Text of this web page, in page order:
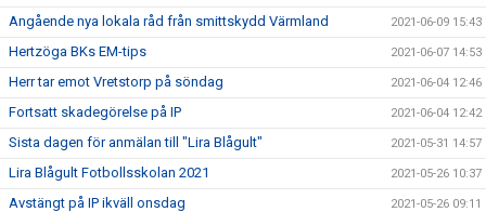
Angående nya lokala råd från smittskydd Värmland 2021-06-09 15:43
Hertzöga BKs EM-tips 2021-06-07 14:53
Herr tar emot Vretstorp på söndag 2021-06-04 12:46
Fortsatt skadegörelse på IP 2021-06-04 12:42
Sista dagen för anmälan till "Lira Blågult" 2021-05-31 14:57
Lira Blågult Fotbollsskolan 2021 2021-05-26 10:37
Avstängt på IP ikväll onsdag 2021-05-26 09:11